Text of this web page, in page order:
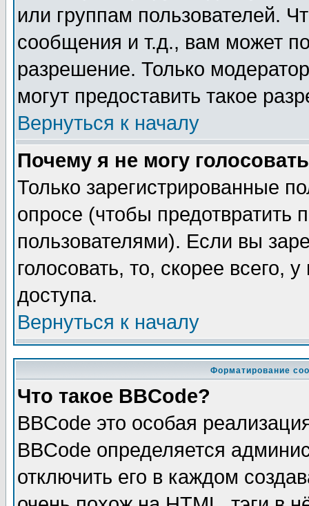
или группам пользователей.
сообщения и т.д., вам может
разрешение. Только
могут предоставить такое
Вернуться к началу
Почему я не могу
Только зарегистрированные
опросе (чтобы предотвратить
пользователями). Если вы
голосовать, то, скорее всего,
доступа.
Вернуться к началу
Форматирование
Что такое BBCode?
BBCode это особая
BBCode определяется
отключить его в каждом